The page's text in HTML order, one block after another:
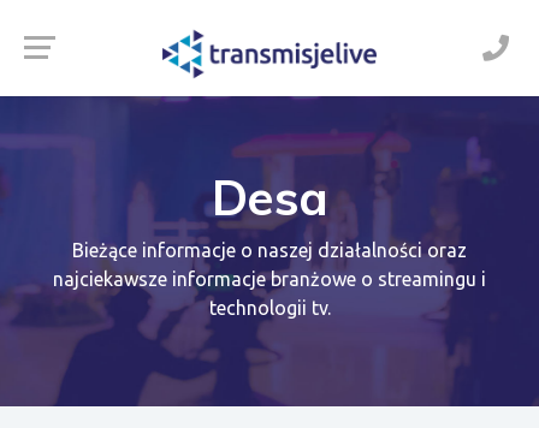
Desa
Bieżące informacje o naszej działalności oraz
najciekawsze informacje branżowe o streamingu i
technologii tv.